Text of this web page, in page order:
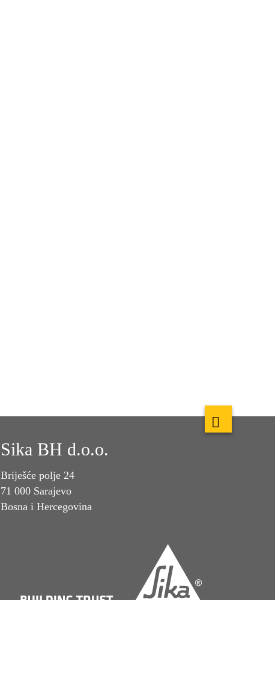
Sika BH d.o.o.
Briješće polje 24
71 000 Sarajevo
Bosna i Hercegovina